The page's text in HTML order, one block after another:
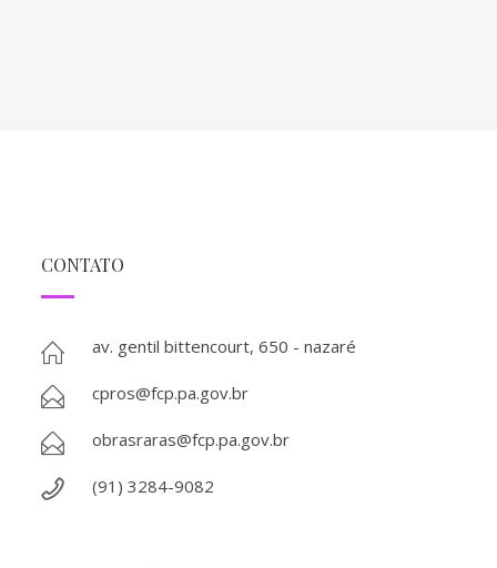
CONTATO
av. gentil bittencourt, 650 - nazaré
cpros@fcp.pa.gov.br
obrasraras@fcp.pa.gov.br
(91) 3284-9082